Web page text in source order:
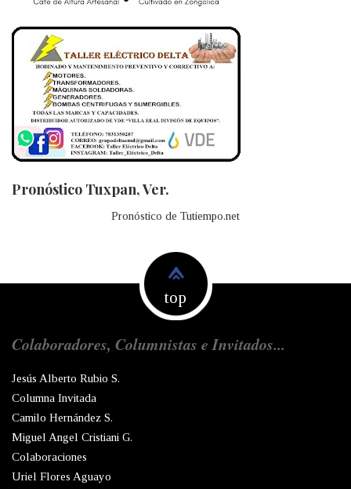
Pronóstico Tuxpan, Ver.
Pronóstico de Tutiempo.net
top
Colaboradores, Columnistas e Invitados...
Jesús Alberto Rubio S.
Columna Invitada
Camilo Hernández S.
Miguel Angel Cristiani G.
Colaboraciones
Uriel Flores Aguayo